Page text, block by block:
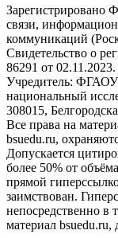
Зарегистрировано
связи,
коммуникаций
Свидетельство о
86291 от 02.11.2023.
Учредитель: ФГАОУ
национальный
308015,
Все права на
bsuedu.ru,
Допускается
более 50% от
прямой
заимствован.
непосредственно в
материал